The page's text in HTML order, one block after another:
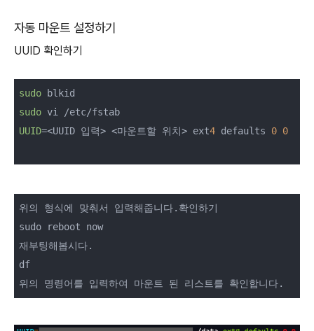
자동 마운트 설정하기
UUID 확인하기
sudo
sudo
UUID=<UUID 입력> <마운트할 위치> ext4 defaults 0 0
위의 형식에 맞춰서 입력해줍니다.확인하기
sudo reboot now
재부팅해봅시다.
df